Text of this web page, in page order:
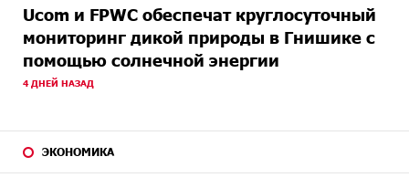
Ucom и FPWC обеспечат круглосуточный
мониторинг дикой природы в Гнишике с
помощью солнечной энергии
4 ДНЕЙ НАЗАД
ЭКОНОМИКА